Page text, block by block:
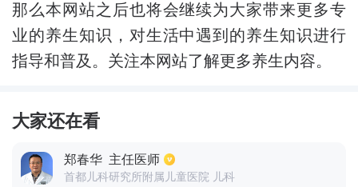
那么本网站之后也将会继续为大家带来更多专
业的养生知识，对生活中遇到的养生知识进行
指导和普及。关注本网站了解更多养生内容。
大家还在看
郑春华 主任医师
首都儿科研究所附属儿童医院 儿科